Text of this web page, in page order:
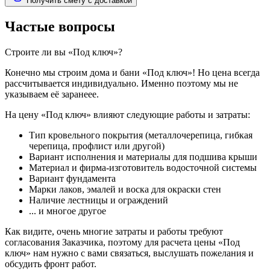
Частые вопросы
Строите ли вы «Под ключ»?
Конечно мы строим дома и бани «Под ключ»! Но цена всегда
рассчитывается индивидуально. Именно поэтому мы не
указываем её заранеее.
На цену «Под ключ» влияют следующие работы и затраты:
Тип кровельного покрытия (металлочерепица, гибкая
черепица, профлист или другой)
Вариант исполнения и материалы для подшива крыши
Материал и фирма-изготовитель водосточной системы
Вариант фундамента
Марки лаков, эмалей и воска для окраски стен
Наличие лестницы и ограждений
... и многое другое
Как видите, очень многие затраты и работы требуют
согласования Заказчика, поэтому для расчета цены «Под
ключ» нам нужно с вами связаться, выслушать пожелания и
обсудить фронт работ.